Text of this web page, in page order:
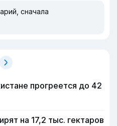
сначала
прогреется до 42
на 17,2 тыс. гектаров